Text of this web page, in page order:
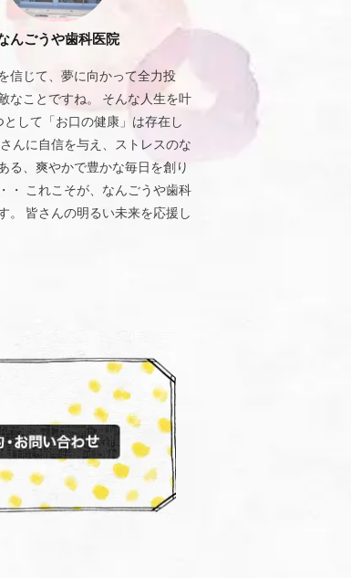
んごうや歯科医院
信じて、夢に向かって全力投
なことですね。 そんな人生を叶
として「お口の健康」は存在し
んに自信を与え、ストレスのな
る、爽やかで豊かな毎日を創り
・ これこそが、なんごうや歯科
。 皆さんの明るい未来を応援し